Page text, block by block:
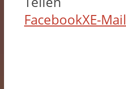
FacebookXE-Mail